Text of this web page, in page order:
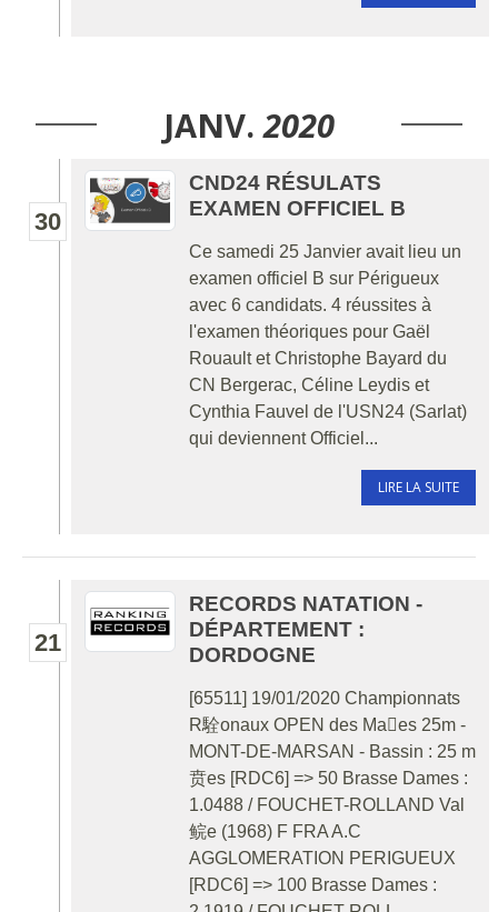
JANV. 2020
30
CND24 RÉSULATS
EXAMEN OFFICIEL B
Ce samedi 25 Janvier avait lieu un
examen officiel B sur Périgueux
avec 6 candidats. 4 réussites à
l'examen théoriques pour Gaël
Rouault et Christophe Bayard du
CN Bergerac, Céline Leydis et
Cynthia Fauvel de l'USN24 (Sarlat)
qui deviennent Officiel...
LIRE LA SUITE
21
RECORDS NATATION -
DÉPARTEMENT :
DORDOGNE
[65511] 19/01/2020 Championnats
R駩onaux OPEN des Maes 25m -
MONT-DE-MARSAN - Bassin : 25 m
贲es [RDC6] => 50 Brasse Dames :
1.0488 / FOUCHET-ROLLAND Val
鲩e (1968) F FRA A.C
AGGLOMERATION PERIGUEUX
[RDC6] => 100 Brasse Dames :